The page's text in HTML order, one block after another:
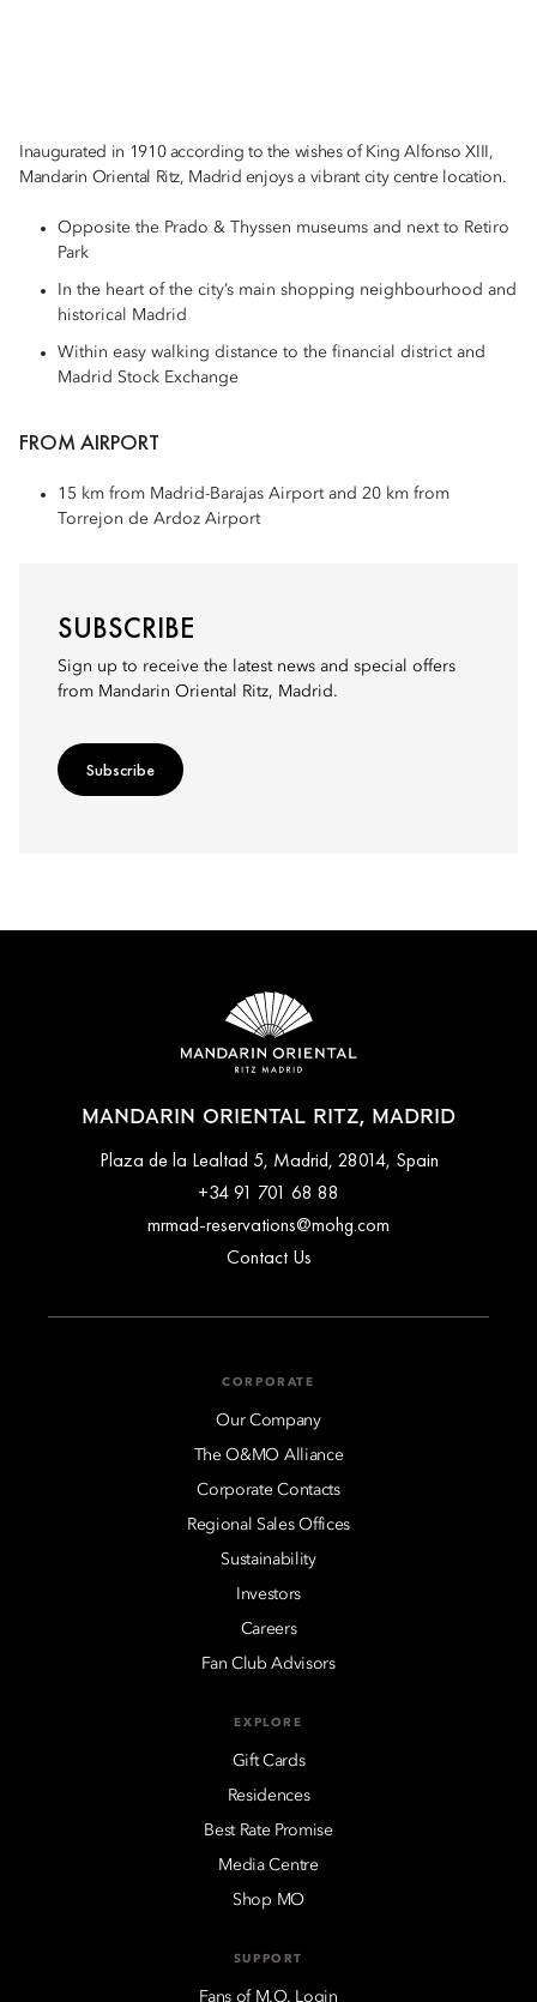
Inaugurated in 1910 according to the wishes of King Alfonso XIII,
Mandarin Oriental Ritz, Madrid enjoys a vibrant city centre location.
Opposite the Prado & Thyssen museums and next to Retiro
Park
In the heart of the city’s main shopping neighbourhood and
historical Madrid
Within easy walking distance to the financial district and
Madrid Stock Exchange
FROM AIRPORT
15 km from Madrid-Barajas Airport and 20 km from
Torrejon de Ardoz Airport
SUBSCRIBE
Sign up to receive the latest news and special offers
from Mandarin Oriental Ritz, Madrid.
Subscribe
MANDARIN ORIENTAL RITZ, MADRID
Plaza de la Lealtad 5, Madrid, 28014, Spain
+34 91 701 68 88
mrmad-reservations@mohg.com
Contact Us
CORPORATE
Our Company
The O&MO Alliance
Corporate Contacts
Regional Sales Offices
Sustainability
Investors
Careers
Fan Club Advisors
EXPLORE
Gift Cards
Residences
Best Rate Promise
Media Centre
Shop MO
SUPPORT
Fans of M.O. Login